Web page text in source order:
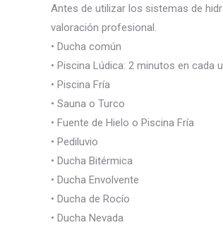
Antes de utilizar los sistemas de
valoración profesional.
• Ducha común
• Piscina Lúdica: 2 minutos en cada
• Piscina Fría
• Sauna o Turco
• Fuente de Hielo o Piscina Fría
• Pediluvio
• Ducha Bitérmica
• Ducha Envolvente
• Ducha de Rocío
• Ducha Nevada